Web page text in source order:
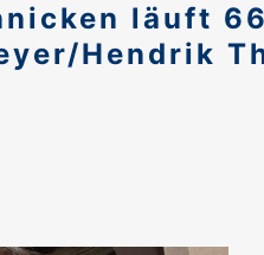
läuft
Hendrik